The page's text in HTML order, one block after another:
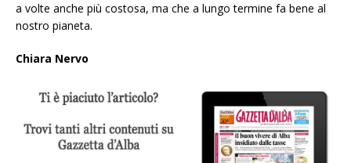
a volte anche più costosa, ma che a lungo termine fa bene al
nostro pianeta.
Chiara Nervo